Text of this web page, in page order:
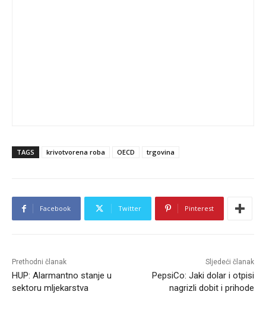
TAGS krivotvorena roba OECD trgovina
Facebook Twitter Pinterest
Prethodni članak
HUP: Alarmantno stanje u
sektoru mljekarstva
Sljedeći članak
PepsiCo: Jaki dolar i otpisi
nagrizli dobit i prihode